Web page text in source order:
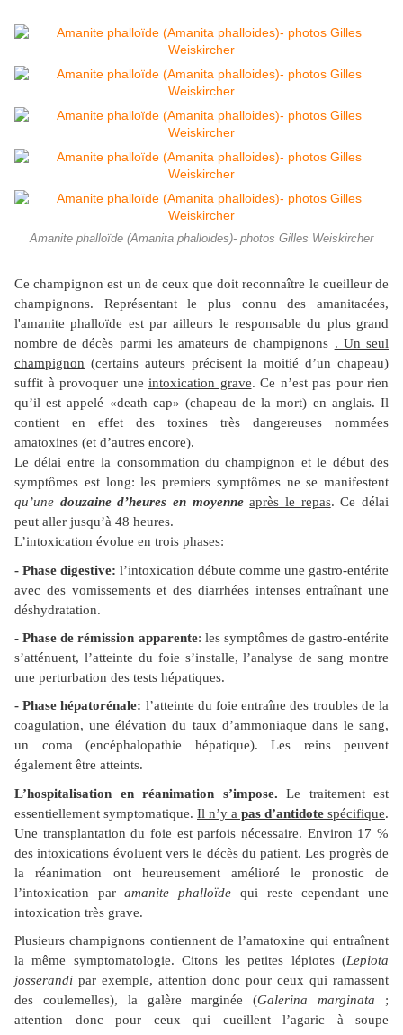
Amanite phalloïde (Amanita phalloides)- photos Gilles Weiskircher
Ce champignon est un de ceux que doit reconnaître le cueilleur de
champignons. Représentant le plus connu des amanitacées,
l'amanite phalloïde est par ailleurs le responsable du plus grand
nombre de décès parmi les amateurs de champignons . Un seul
champignon (certains auteurs précisent la moitié d’un chapeau)
suffit à provoquer une intoxication grave. Ce n’est pas pour rien
qu’il est appelé «death cap» (chapeau de la mort) en anglais. Il
contient en effet des toxines très dangereuses nommées
amatoxines (et d’autres encore).
Le délai entre la consommation du champignon et le début des
symptômes est long: les premiers symptômes ne se manifestent
qu’une douzaine d’heures en moyenne après le repas. Ce délai
peut aller jusqu’à 48 heures.
L’intoxication évolue en trois phases:
- Phase digestive: l’intoxication débute comme une gastro-entérite
avec des vomissements et des diarrhées intenses entraînant une
déshydratation.
- Phase de rémission apparente: les symptômes de gastro-entérite
s’atténuent, l’atteinte du foie s’installe, l’analyse de sang montre
une perturbation des tests hépatiques.
- Phase hépatorénale: l’atteinte du foie entraîne des troubles de la
coagulation, une élévation du taux d’ammoniaque dans le sang,
un coma (encéphalopathie hépatique). Les reins peuvent
également être atteints.
L’hospitalisation en réanimation s’impose. Le traitement est
essentiellement symptomatique. Il n’y a pas d’antidote spécifique.
Une transplantation du foie est parfois nécessaire. Environ 17 %
des intoxications évoluent vers le décès du patient. Les progrès de
la réanimation ont heureusement amélioré le pronostic de
l’intoxication paramanite phalloïde qui reste cependant une
intoxication très grave.
Plusieurs champignons contiennent de l’amatoxine qui entraînent
la même symptomatologie. Citons les petites lépiotes (Lepiota
josserandi par exemple, attention donc pour ceux qui ramassent
des coulemelles), la galère marginée (Galerina marginata ;
attention donc pour ceux qui cueillent l’agaric à soupe